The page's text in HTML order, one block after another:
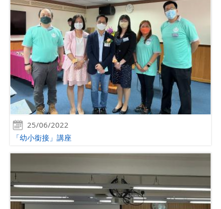
25/06/2022
「幼小銜接」講座